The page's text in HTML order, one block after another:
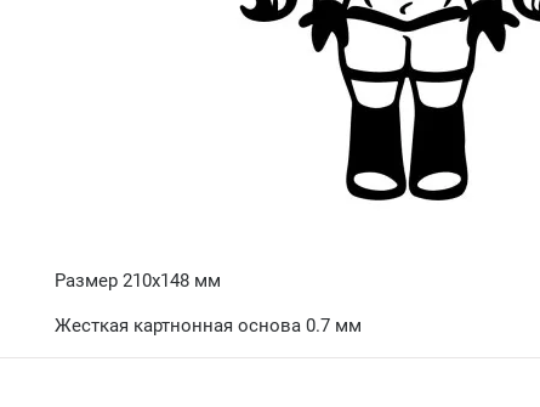
Размер 210х148 мм
Жесткая картнонная основа 0.7 мм